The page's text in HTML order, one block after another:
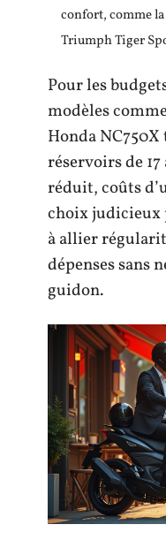
confort, comme
Triumph Tiger
Pour les
modèles
Honda
réservoirs de
réduit, coûts
choix judicieux
à allier
dépenses sans
guidon.